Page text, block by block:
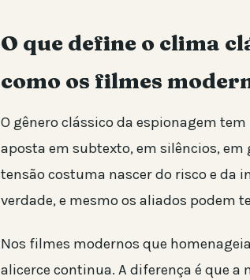
O que define o clima
como os filmes
O gênero clássico da espionagem
aposta em subtexto, em silêncios,
tensão costuma nascer do risco e da
verdade, e mesmo os aliados podem
Nos filmes modernos que
alicerce continua. A diferença é que